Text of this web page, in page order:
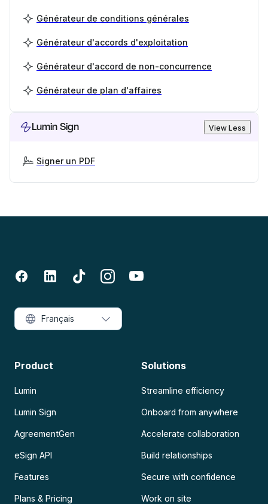
Générateur de conditions générales
Générateur d'accords d'exploitation
Générateur d'accord de non-concurrence
Générateur de plan d'affaires
Lumin Sign View Less
Signer un PDF
Product
Lumin
Lumin Sign
AgreementGen
eSign API
Features
Plans & Pricing
Solutions
Streamline efficiency
Onboard from anywhere
Accelerate collaboration
Build relationships
Secure with confidence
Work on site
Français